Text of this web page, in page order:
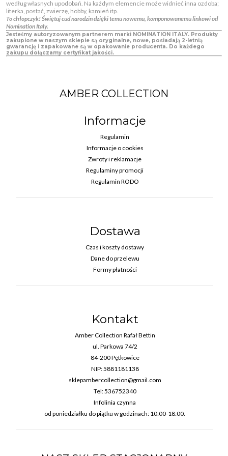
według własnych upodobań. Na każdym elemencie może widnieć inna ozdoba;
literka, postać, zwierzę, hobby, kamień itp.
To chłopczyk! Świętuj cud narodzin dzięki temu nowemu, komponowanemu linkowi od
Nomination Italy.
Jesteśmy autoryzowanym partnerem marki NOMINATION ITALY. Produkty
zakupione w naszym sklepie są oryginalne, nowe, posiadają 2-letnią
gwarancję i zapakowane są w opakowanie producenta. Do każdego
zakupu dołączamy certyfikat jakości.
AMBER COLLECTION
Informacje
Regulamin
Informacje o cookies
Zwroty i reklamacje
Regulaminy promocji
Regulamin RODO
Dostawa
Czas i koszty dostawy
Dane do przelewu
Formy płatności
Kontakt
Amber Collection Rafał Bettin
ul. Parkowa 74/2
84-200 Pętkowice
NIP: 5881181138
sklepambercollection@gmail.com
Tel: 536752340
Infolinia czynna
od poniedziałku do piątku w godzinach: 10:00-18:00.